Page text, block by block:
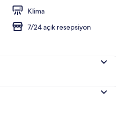
Klima
7/24 açık resepsiyon